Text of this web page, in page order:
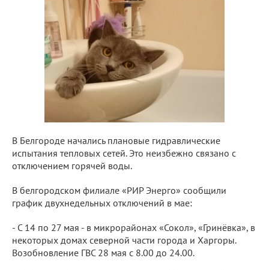
В Белгороде начались плановые гидравлические
испытания тепловых сетей. Это неизбежно связано с
отключением горячей воды.
В белгородском филиале «РИР Энерго» сообщили
график двухнедельных отключений в мае:
- С 14 по 27 мая - в микрорайонах «Сокол», «Гринёвка», в
некоторых домах северной части города и Харгоры.
Возобновление ГВС 28 мая с 8.00 до 24.00.